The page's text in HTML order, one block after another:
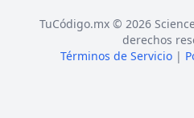
TuCódigo.mx © 2026
derechos
Términos de Servicio |